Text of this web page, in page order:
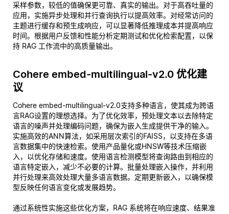
采样参数，较低的值确保更可靠、真实的输出。对于高吞吐量的
应用，实施异步处理和并行查询执行以提高效率。对经常访问的
主题进行缓存和预生成响应，可以显著降低推理成本并提高响应
时间。根据用户反馈和性能分析定期测试和优化检索配置，以保
持 RAG 工作流中的高质量输出。
Cohere embed-multilingual-v2.0 优化建
议
Cohere embed-multilingual-v2.0支持多种语言，使其成为跨语
言RAG设置的理想选择。为了优化效率，预处理文本以去除特定
语言的噪声并处理编码问题，确保为嵌入生成提供干净的输入。
实施高效的ANN算法，如采用层次索引的FAISS，以支持在多语
言数据集中的快速检索。使用产品量化或HNSW等技术压缩嵌
入，以优化存储和速度。使用语言检测模型将查询路由到相应的
语言特定嵌入，减少不必要的计算。批量处理嵌入操作，并利用
并行处理来高效处理大量多语言数据。定期更新嵌入，以确保模
型反映任何语言变化或发展趋势。
通过系统性实施这些优化方案，RAG 系统将在响应速度、结果准